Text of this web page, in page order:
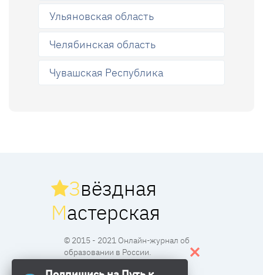
Ульяновская область
Челябинская область
Чувашская Республика
Звёздная
Мастерская
© 2015 - 2021 Онлайн-журнал об
образовании в России.